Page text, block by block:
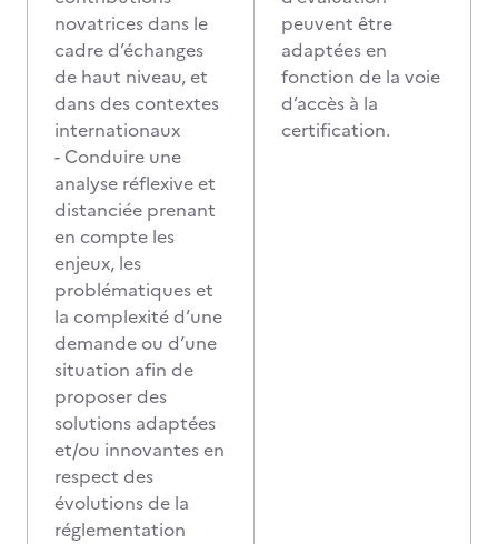
novatrices dans le
cadre d’échanges
de haut niveau, et
dans des contextes
internationaux
- Conduire une
analyse réflexive et
distanciée prenant
en compte les
enjeux, les
problématiques et
la complexité d’une
demande ou d’une
situation afin de
proposer des
solutions adaptées
et/ou innovantes en
respect des
évolutions de la
réglementation
peuvent être
adaptées en
fonction de la voie
d’accès à la
certification.